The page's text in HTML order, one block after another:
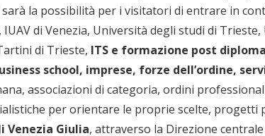
la possibilità per i visitatori di entrare in
di Venezia, Università degli studi di
di Trieste, ITS e formazione post diploma
school, imprese, forze dell’ordine,
associazioni di categoria, ordini
per orientare le proprie scelte,
Venezia Giulia, attraverso la Direzione